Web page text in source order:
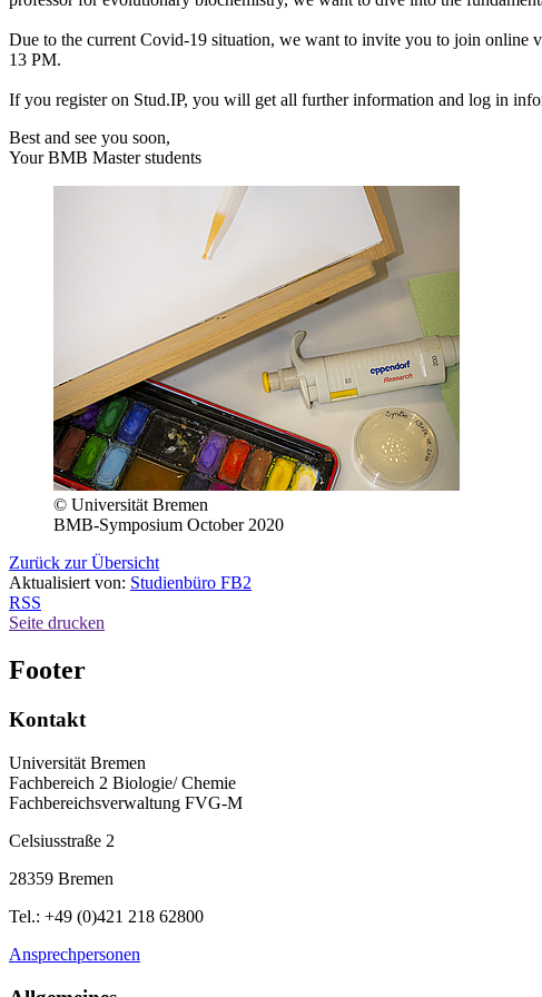
Due to the current Covid-19 situation, we want to invite you to join online
13 PM.
If you register on Stud.IP, you will get all further information and log in
Best and see you soon,
Your BMB Master students
© Universität Bremen
BMB-Symposium October 2020
Zurück zur Übersicht
Aktualisiert von: Studienbüro FB2
RSS
Seite drucken
Footer
Kontakt
Universität Bremen
Fachbereich 2 Biologie/ Chemie
Fachbereichsverwaltung FVG-M
Celsiusstraße 2
28359 Bremen
Tel.: +49 (0)421 218 62800
Ansprechpersonen